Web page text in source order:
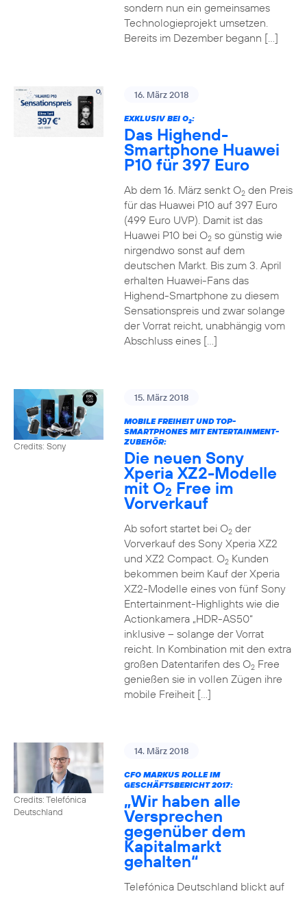
sondern nun ein gemeinsames
Technologieprojekt umsetzen.
Bereits im Dezember begann […]
16. März 2018
EXKLUSIV BEI O2:
Das Highend-
Smartphone Huawei
P10 für 397 Euro
Ab dem 16. März senkt O2den Preis
für das Huawei P10 auf 397 Euro
(499 Euro UVP). Damit ist das
Huawei P10 bei O2so günstig wie
nirgendwo sonst auf dem
deutschen Markt. Bis zum 3. April
erhalten Huawei-Fans das
Highend-Smartphone zu diesem
Sensationspreis und zwar solange
der Vorrat reicht, unabhängig vom
Abschluss eines […]
Credits: Sony
15. März 2018
MOBILE FREIHEIT UND TOP-
SMARTPHONES MIT ENTERTAINMENT-
ZUBEHÖR:
Die neuen Sony
Xperia XZ2-Modelle
mit O2 Free im
Vorverkauf
Ab sofort startet bei O2der
Vorverkauf des Sony Xperia XZ2
und XZ2 Compact. O2Kunden
bekommen beim Kauf der Xperia
XZ2-Modelle eines von fünf Sony
Entertainment-Highlights wie die
Actionkamera „HDR-AS50“
inklusive – solange der Vorrat
reicht. In Kombination mit den extra
großen Datentarifen des O2Free
genießen sie in vollen Zügen ihre
mobile Freiheit […]
Credits: Telefónica
Deutschland
14. März 2018
CFO MARKUS ROLLE IM
GESCHÄFTSBERICHT 2017:
„Wir haben alle
Versprechen
gegenüber dem
Kapitalmarkt
gehalten“
Telefónica Deutschland blickt auf